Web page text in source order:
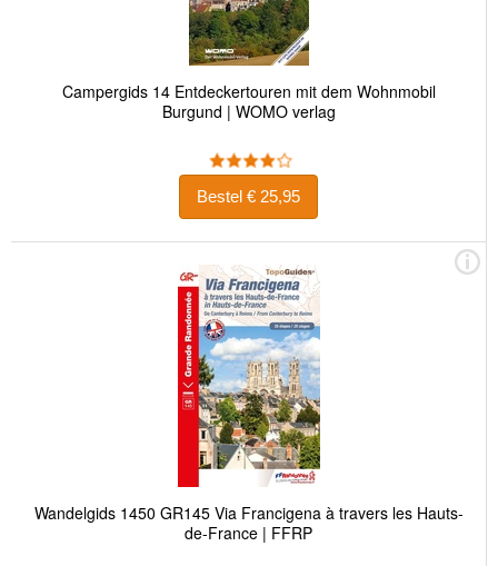
Campergids 14 Entdeckertouren mit dem Wohnmobil
Burgund | WOMO verlag
Bestel € 25,95
Wandelgids 1450 GR145 Via Francigena à travers les Hauts-
de-France | FFRP